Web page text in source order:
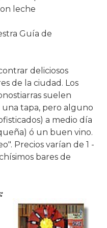
leche
Guía de
deliciosos
de la ciudad. Los
suelen
tapa, pero alguno
a medio día
ó un buen vino.
Precios varían de 1 -
bares de